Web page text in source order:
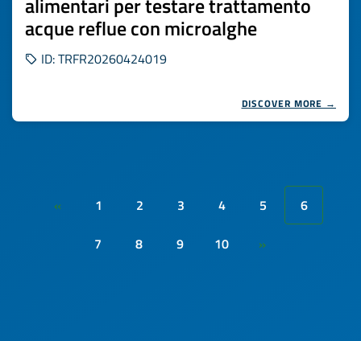
acque reflue con microalghe
ID: TRFR20260424019
DISCOVER MORE →
« 1 2 3 4 5
6
7
8 9 10 »